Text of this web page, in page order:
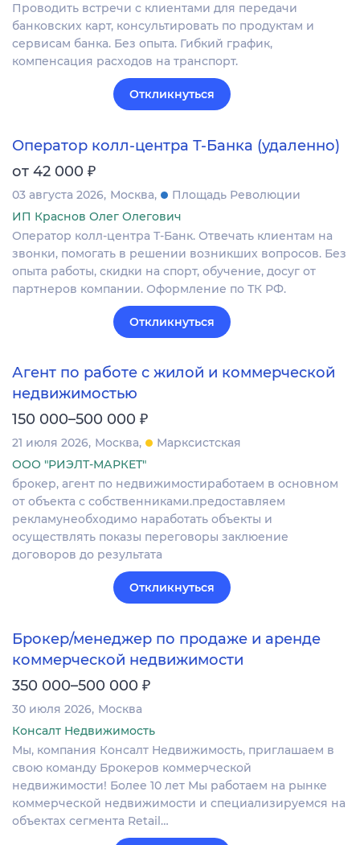
Проводить встречи с клиентами для передачи
банковских карт, консультировать по продуктам и
сервисам банка. Без опыта. Гибкий график,
компенсация расходов на транспорт.
Откликнуться
Оператор колл-центра Т-Банка (удаленно)
от 42 000 ₽
03 августа 2026 Москва
Площадь Революции
ИП Краснов Олег Олегович
Оператор колл-центра Т-Банк. Отвечать клиентам на
звонки, помогать в решении возникших вопросов. Без
опыта работы, скидки на спорт, обучение, досуг от
партнеров компании. Оформление по ТК РФ.
Откликнуться
Агент по работе с жилой и коммерческой
недвижимостью
150 000–500 000 ₽
21 июля 2026 Москва
Марксистская
ООО "РИЭЛТ-МАРКЕТ"
брокер, агент по недвижимостиработаем в основном
от объекта с собственниками.предоставляем
рекламунеобходимо наработать объекты и
осуществлять показы переговоры заклюение
договоров до результата
Откликнуться
Брокер/менеджер по продаже и аренде
коммерческой недвижимости
350 000–500 000 ₽
30 июля 2026 Москва
Консалт Недвижимость
Мы, компания Консалт Недвижимость, приглашаем в
свою команду Брокеров коммерческой
недвижимости! Более 10 лет Мы работаем на рынке
коммерческой недвижимости и специализируемся на
объектах сегмента Retail…